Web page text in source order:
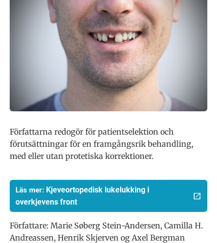
Författarna redogör för patientselektion och
förutsättningar för en framgångsrik behandling,
med eller utan protetiska korrektioner.
Läs mer: Kjeveortopedisk lukelukking i
overkjevens front
Författare: Marie Søberg Stein-Andersen, Camilla H.
Andreassen, Henrik Skjerven og Axel Bergman